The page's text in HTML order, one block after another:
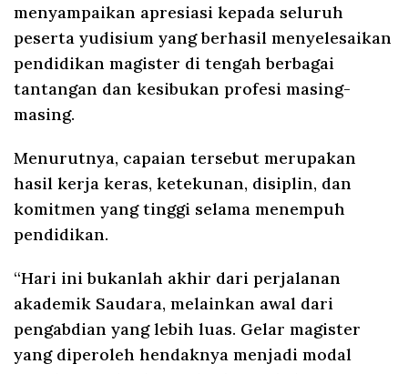
menyampaikan apresiasi kepada seluruh
peserta yudisium yang berhasil menyelesaikan
pendidikan magister di tengah berbagai
tantangan dan kesibukan profesi masing-
masing.
Menurutnya, capaian tersebut merupakan
hasil kerja keras, ketekunan, disiplin, dan
komitmen yang tinggi selama menempuh
pendidikan.
“Hari ini bukanlah akhir dari perjalanan
akademik Saudara, melainkan awal dari
pengabdian yang lebih luas. Gelar magister
yang diperoleh hendaknya menjadi modal